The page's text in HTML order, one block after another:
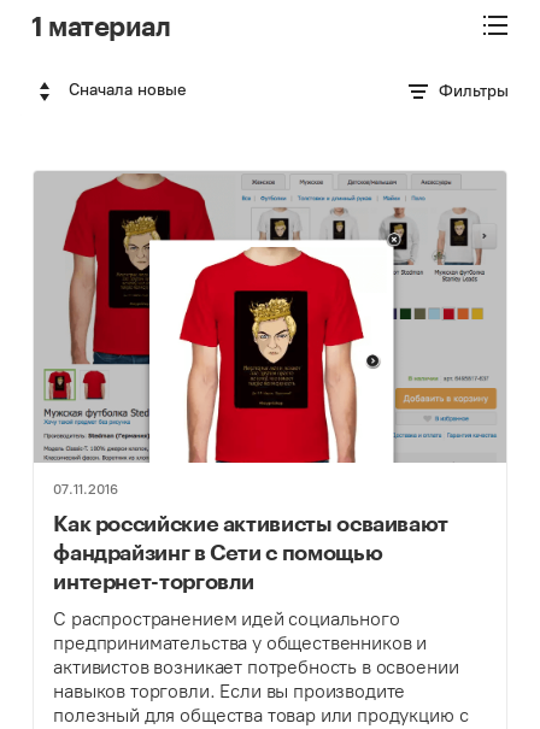
1 материал
Сначала новые Фильтры
07.11.2016
Как российские активисты осваивают
фандрайзинг в Сети с помощью
интернет-торговли
С распространением идей социального
предпринимательства у общественников и
активистов возникает потребность в освоении
навыков торговли. Если вы производите
полезный для общества товар или продукцию с